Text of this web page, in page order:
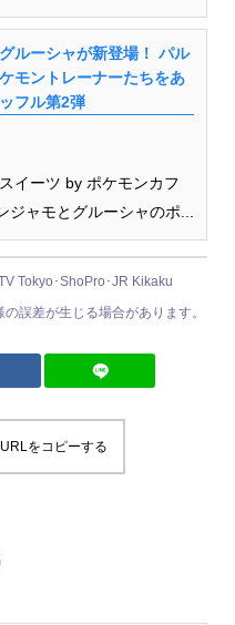
ルーシャが新登場！ パル
モントレーナーたちをあ
フル第2弾
イーツ by ポケモンカフ
ジャモとグルーシャのポ...
Tokyo･ShoPro･JR Kikaku
誤差が生じる場合があります。
をコピーする